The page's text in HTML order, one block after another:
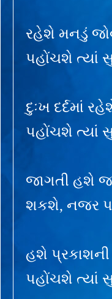
રહેશે મનડું
પહોંચશે ત્યાં
દુઃખ દર્દમાં
પહોંચશે ત્યાં
જાગતી હશે
શકશે, નજર
હશે
પહોંચશે ત્યાં